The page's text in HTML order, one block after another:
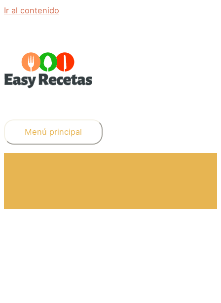
Ir al contenido
Menú principal